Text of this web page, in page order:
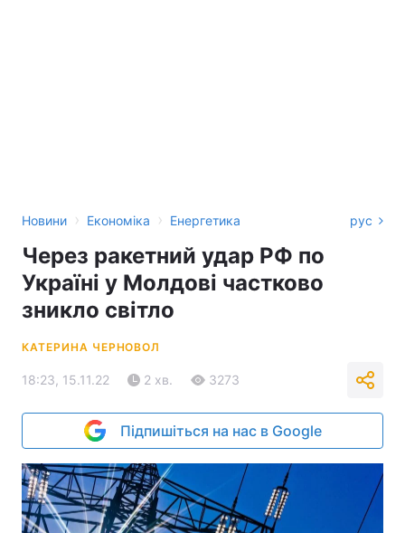
Новини › Економіка › Енергетика рус
Через ракетний удар РФ по
Україні у Молдові частково
зникло світло
КАТЕРИНА ЧЕРНОВОЛ
18:23, 15.11.22 2 хв. 3273
Підпишіться на нас в Google